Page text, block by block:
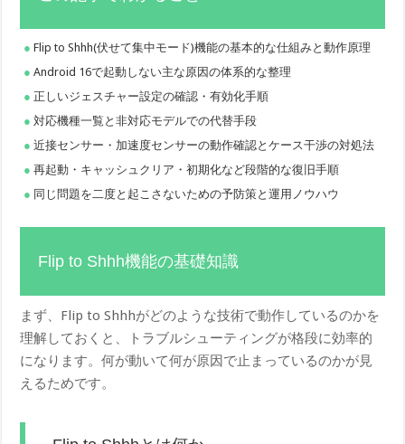
Flip to Shhh(伏せて集中モード)機能の基本的な仕組みと動作原理
Android 16で起動しない主な原因の体系的な整理
正しいジェスチャー設定の確認・有効化手順
対応機種一覧と非対応モデルでの代替手段
近接センサー・加速度センサーの動作確認とケース干渉の対処法
再起動・キャッシュクリア・初期化など段階的な復旧手順
同じ問題を二度と起こさないための予防策と運用ノウハウ
Flip to Shhh機能の基礎知識
まず、Flip to Shhhがどのような技術で動作しているのかを
理解しておくと、トラブルシューティングが格段に効率的
になります。何が動いて何が原因で止まっているのかが見
えるためです。